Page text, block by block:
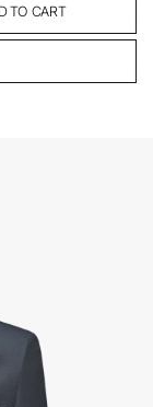
송하여 주시면 됩니다.
일 경우 제조회사에 보상
에 준하여 보상합니다.
TO CART